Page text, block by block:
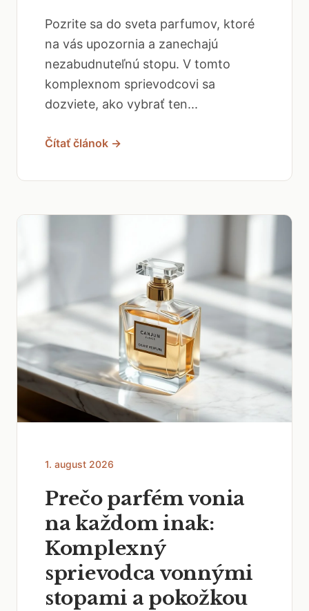
Pozrite sa do sveta parfumov, ktoré
na vás upozornia a zanechajú
nezabudnuteľnú stopu. V tomto
komplexnom sprievodcovi sa
dozviete, ako vybrať ten...
Čítať článok →
1. august 2026
Prečo parfém vonia
na každom inak:
Komplexný
sprievodca vonnými
stopami a pokožkou